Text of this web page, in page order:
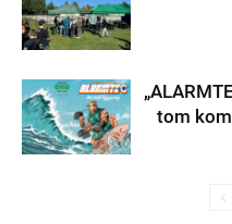
tom